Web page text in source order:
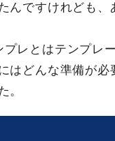
んですけれども、
プレとはテンプレ
はどんな準備が
。